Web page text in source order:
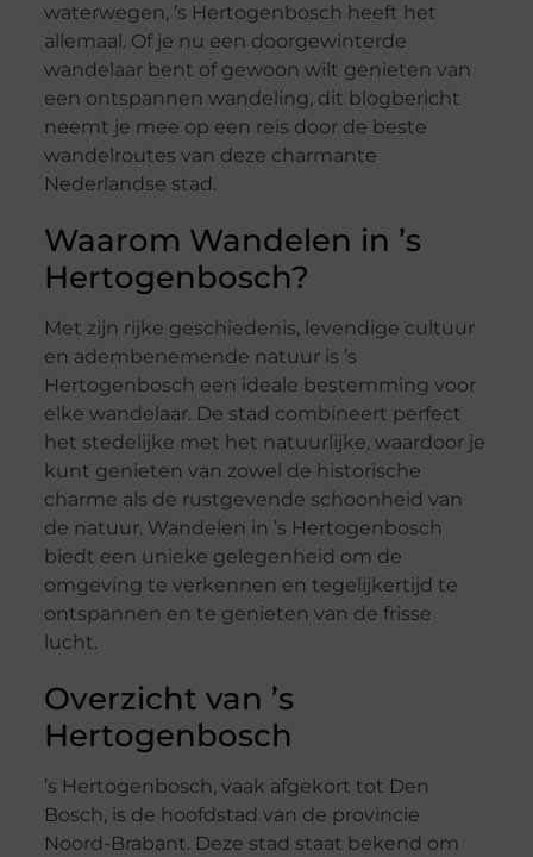
waterwegen, ’s Hertogenbosch heeft het
allemaal. Of je nu een doorgewinterde
wandelaar bent of gewoon wilt genieten van
een ontspannen wandeling, dit blogbericht
neemt je mee op een reis door de beste
wandelroutes van deze charmante
Nederlandse stad.
Waarom Wandelen in ’s
Hertogenbosch?
Met zijn rijke geschiedenis, levendige cultuur
en adembenemende natuur is ’s
Hertogenbosch een ideale bestemming voor
elke wandelaar. De stad combineert perfect
het stedelijke met het natuurlijke, waardoor je
kunt genieten van zowel de historische
charme als de rustgevende schoonheid van
de natuur. Wandelen in ’s Hertogenbosch
biedt een unieke gelegenheid om de
omgeving te verkennen en tegelijkertijd te
ontspannen en te genieten van de frisse
lucht.
Overzicht van ’s
Hertogenbosch
’s Hertogenbosch, vaak afgekort tot Den
Bosch, is de hoofdstad van de provincie
Noord-Brabant. Deze stad staat bekend om